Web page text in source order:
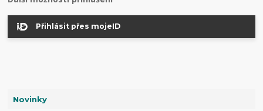
Novinky
Přihlásit přes mojeID